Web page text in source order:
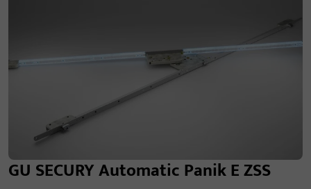
GU SECURY Automatic Panik E ZSS